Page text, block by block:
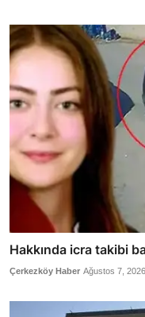
Hakkında icra takibi
Çerkezköy Haber Ağustos 7, 2026